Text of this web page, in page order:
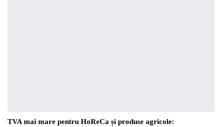
TVA mai mare pentru HoReCa și produse agricole: